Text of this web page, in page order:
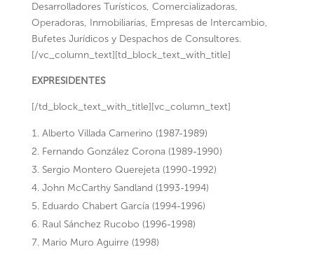
Desarrolladores Turísticos, Comercializadoras,
Operadoras, Inmobiliarias, Empresas de Intercambio,
Bufetes Jurídicos y Despachos de Consultores.
[/vc_column_text][td_block_text_with_title]
EXPRESIDENTES
[/td_block_text_with_title][vc_column_text]
Alberto Villada Camerino (1987-1989)
Fernando González Corona (1989-1990)
Sergio Montero Querejeta (1990-1992)
John McCarthy Sandland (1993-1994)
Eduardo Chabert García (1994-1996)
Raul Sánchez Rucobo (1996-1998)
Mario Muro Aguirre (1998)